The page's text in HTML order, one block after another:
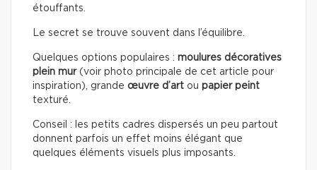
étouffants.
Le secret se trouve souvent dans l’équilibre.
Quelques options populaires : moulures décoratives
plein mur (voir photo principale de cet article pour
inspiration), grande œuvre d’art ou papier peint
texturé.
Conseil : les petits cadres dispersés un peu partout
donnent parfois un effet moins élégant que
quelques éléments visuels plus imposants.